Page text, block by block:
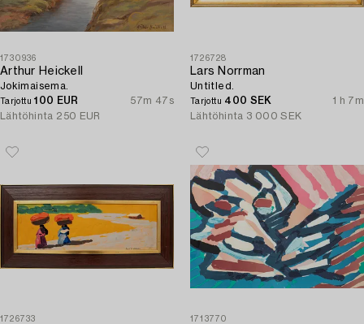
1730936
Arthur Heickell
Jokimaisema.
Tarjottu100 EUR
57m 47s
Lähtöhinta 250 EUR
1726728
Lars Norrman
Untitled.
Tarjottu 400 SEK
1 h 7m
Lähtöhinta 3 000 SEK
1726733 1713770